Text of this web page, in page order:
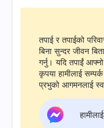
तपाई र तपाईको
बिना सुन्दर जीवन
गर्नु। यदि तपाईं
कृपया हामीलाई सम्पर्क गर्न
प्रभुको आगमनलाई